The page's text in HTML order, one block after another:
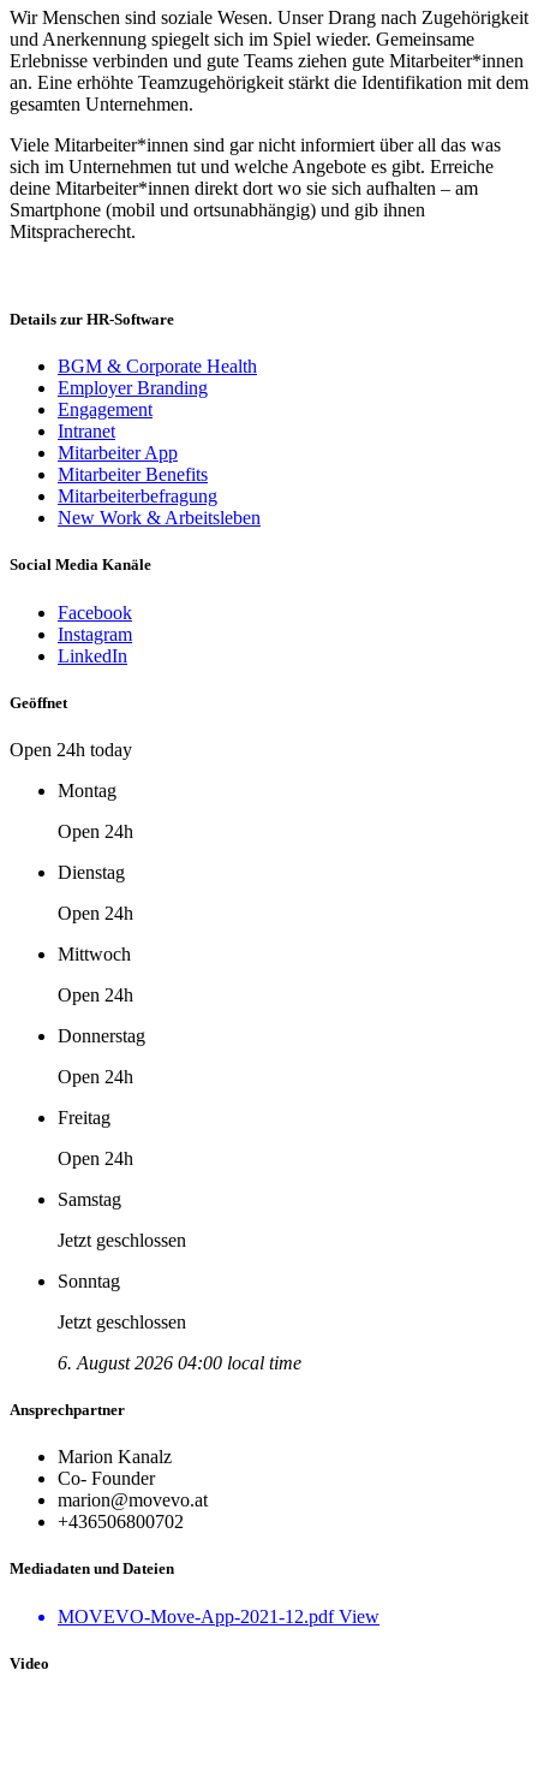
Wir Menschen sind soziale Wesen. Unser Drang nach Zugehörigkeit
und Anerkennung spiegelt sich im Spiel wieder. Gemeinsame
Erlebnisse verbinden und gute Teams ziehen gute Mitarbeiter*innen
an. Eine erhöhte Teamzugehörigkeit stärkt die Identifikation mit dem
gesamten Unternehmen.
Viele Mitarbeiter*innen sind gar nicht informiert über all das was
sich im Unternehmen tut und welche Angebote es gibt. Erreiche
deine Mitarbeiter*innen direkt dort wo sie sich aufhalten – am
Smartphone (mobil und ortsunabhängig) und gib ihnen
Mitspracherecht.
Details zur HR-Software
BGM & Corporate Health
Employer Branding
Engagement
Intranet
Mitarbeiter App
Mitarbeiter Benefits
Mitarbeiterbefragung
New Work & Arbeitsleben
Social Media Kanäle
Facebook
Instagram
LinkedIn
Geöffnet
Open 24h today
Montag
Open 24h
Dienstag
Open 24h
Mittwoch
Open 24h
Donnerstag
Open 24h
Freitag
Open 24h
Samstag
Jetzt geschlossen
Sonntag
Jetzt geschlossen
6. August 2026 04:00 local time
Ansprechpartner
Marion Kanalz
Co- Founder
marion@movevo.at
+436506800702
Mediadaten und Dateien
MOVEVO-Move-App-2021-12.pdf View
Video